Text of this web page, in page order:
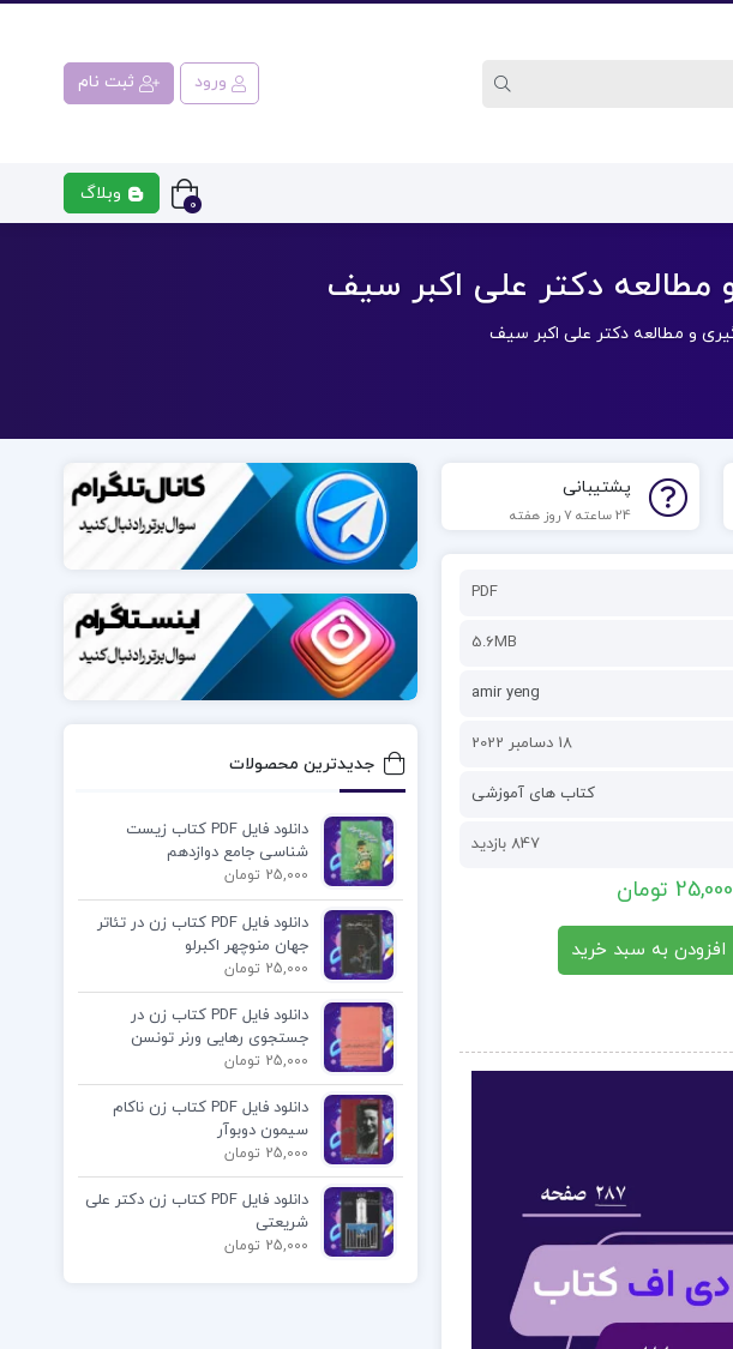
ورود ثبت نام
0 وبلاگ
پشتیبانی
24 ساعته 7 روز هفته
PDF
5.6MB
amir yeng
18 دسامبر 2022
کتاب های آموزشی
847 بازدید
25,000 تومان
افزودن به سبد خرید
جدیدترین محصولات
دانلود فایل PDF کتاب زیست
شناسی جامع دوازدهم
25,000 تومان
دانلود فایل PDF کتاب زن در تئاتر
جهان منوچهر اکبرلو
25,000 تومان
دانلود فایل PDF کتاب زن در
جستجوی رهایی ورنر تونسن
25,000 تومان
دانلود فایل PDF کتاب زن ناکام
سیمون دوبوآر
25,000 تومان
دانلود فایل PDF کتاب زن دکتر علی
شریعتی
25,000 تومان